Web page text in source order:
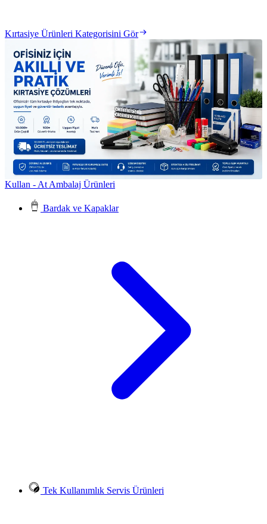
Kırtasiye Ürünleri Kategorisini Gör
Kullan - At Ambalaj Ürünleri
Bardak ve Kapaklar
Tek Kullanımlık Servis Ürünleri